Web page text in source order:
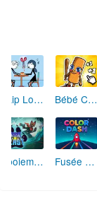
Dessine et Écrase : Le Jeu des Monstres Hôtel des Animaux de Rêve